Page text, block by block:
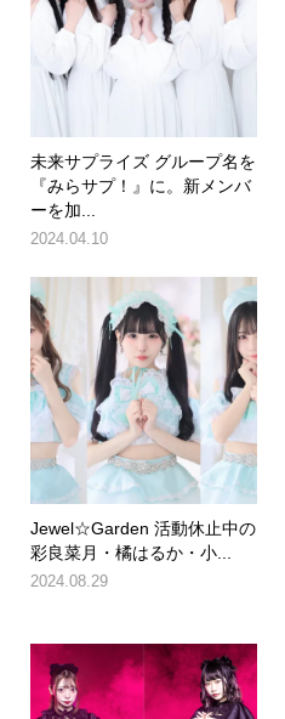
未来サプライズ グループ名を
『みらサプ！』に。新メンバ
ーを加...
2024.04.10
Jewel☆Garden 活動休止中の
彩良菜月・橘はるか・小...
2024.08.29